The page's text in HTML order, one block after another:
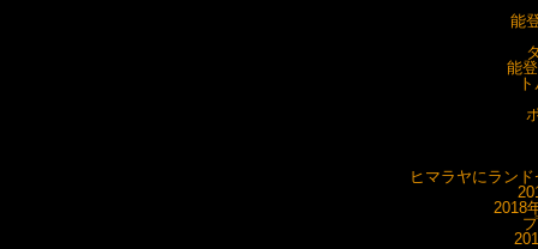
能
能
ヒマラヤにラン
2018